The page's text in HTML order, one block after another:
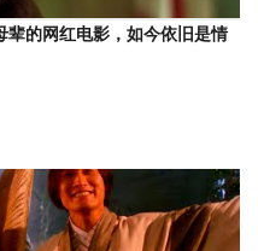
辈的网红电影，如今依旧是情